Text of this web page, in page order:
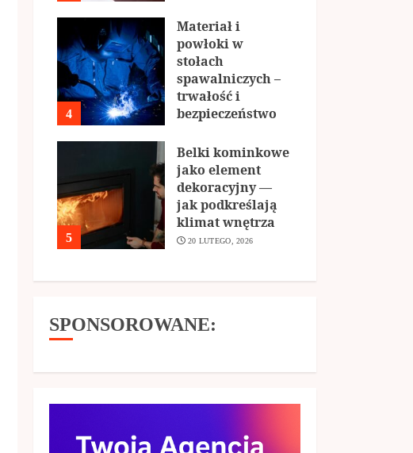
4
Materiał i
powłoki w
stołach
spawalniczych –
trwałość i
bezpieczeństwo
5
Belki kominkowe
jako element
dekoracyjny —
jak podkreślają
klimat wnętrza
20 LUTEGO, 2026
SPONSOROWANE: